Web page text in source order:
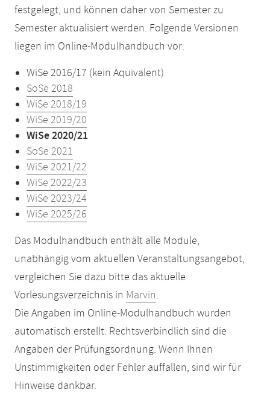
festgelegt, und können daher von Semester zu
Semester aktualisiert werden. Folgende Versionen
liegen im Online-Modulhandbuch vor:
WiSe 2016/17 (kein Äquivalent)
SoSe 2018
WiSe 2018/19
WiSe 2019/20
WiSe 2020/21
SoSe 2021
WiSe 2021/22
WiSe 2022/23
WiSe 2023/24
WiSe 2025/26
Das Modulhandbuch enthält alle Module,
unabhängig vom aktuellen Veranstaltungsangebot,
vergleichen Sie dazu bitte das aktuelle
Vorlesungsverzeichnis in Marvin.
Die Angaben im Online-Modulhandbuch wurden
automatisch erstellt. Rechtsverbindlich sind die
Angaben der Prüfungsordnung. Wenn Ihnen
Unstimmigkeiten oder Fehler auffallen, sind wir für
Hinweise dankbar.